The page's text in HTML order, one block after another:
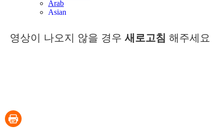
영상이 나오지 않을 경우 새로고침 해주세요